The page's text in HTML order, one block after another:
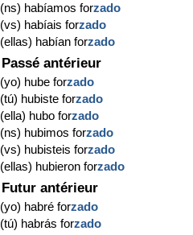
(ns) habíamos forzado
(vs) habíais forzado
(ellas) habían forzado
Passé antérieur
(yo) hube forzado
(tú) hubiste forzado
(ella) hubo forzado
(ns) hubimos forzado
(vs) hubisteis forzado
(ellas) hubieron forzado
Futur antérieur
(yo) habré forzado
(tú) habrás forzado